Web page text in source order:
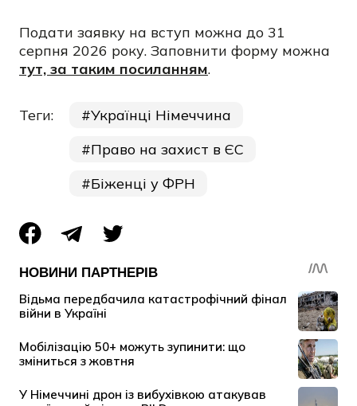
Подати заявку на вступ можна до 31
серпня 2026 року. Заповнити форму можна
тут, за таким посиланням.
Теги:
Українці Німеччина
Право на захист в ЄС
Біженці у ФРН